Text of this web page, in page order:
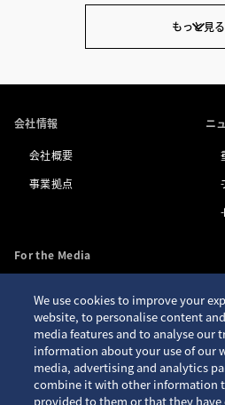
もっと見る
会社情報
会社概要
事業拠点
ニ
For the Media
お問い合わせ
プライバシーポリシー
クッキーポリシー
Seiko ID
We use cookies to improve your
website, to personalise content
media features and to analyse our
information about your use of our
media, advertising and analytics
combine it with other information
provided to them or that they